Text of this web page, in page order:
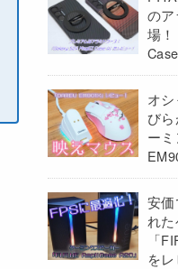
の
場
オ
びら
ー
安
れ
「
をレ